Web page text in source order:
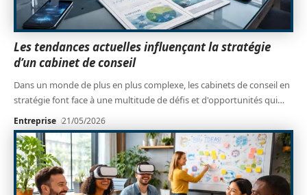
Les tendances actuelles influençant la stratégie
d’un cabinet de conseil
Dans un monde de plus en plus complexe, les cabinets de conseil en
stratégie font face à une multitude de défis et d'opportunités qui…
Entreprise 21/05/2026